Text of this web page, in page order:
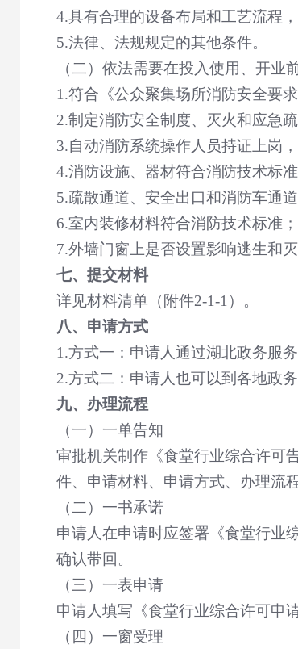
4.具有合理的设备布局和工艺流程
5.法律、法规规定的其他条件。
（二）依法需要在投入使用、开业
1.符合《公众聚集场所消防安全要
2.制定消防安全制度、灭火和应急疏
3.自动消防系统操作人员持证上岗
4.消防设施、器材符合消防技术标
5.疏散通道、安全出口和消防车通道
6.室内装修材料符合消防技术标准；
7.外墙门窗上是否设置影响逃生和灭
七、提交材料
详见材料清单（附件2-1-1 ）。
八、申请方式
1.方式一：申请人通过湖北政务服
2.方式二：申请人也可以到各地政
九、办理流程
（一）一单告知
审批机关制作《食堂行业综合许可
件、申请材料、申请方式、办理流程
（二）一书承诺
申请人在申请时应签署《食堂行业
确认带回。
（三）一表申请
申请人填写《食堂行业综合许可申
（四）一窗受理